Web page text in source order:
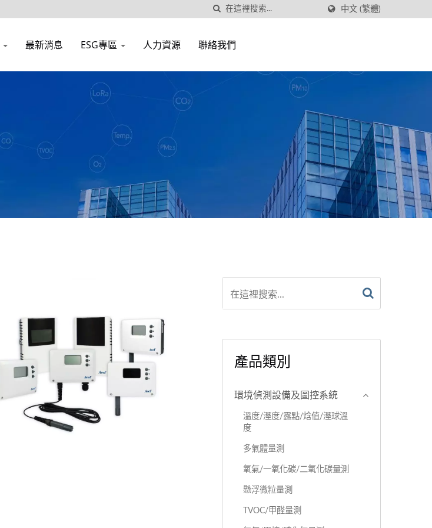
中文 (繁體)
最新消息 ESG專區 人力資源 聯絡我們
產品類別
環境偵測設備及圖控系統
溫度/溼度/露點/焓值/溼球溫
度
多氣體量測
氧氣/一氧化碳/二氧化碳量測
懸浮微粒量測
TVOC/甲醛量測